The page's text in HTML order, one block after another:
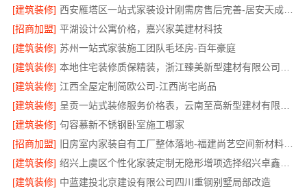
[建筑装修]
西安雁塔区一站式家装设计刚需房售后完善-居安天成（西安）建筑工程有限责任公司
[招商加盟] 平湖设计公寓价格，嘉兴家美建材科技
[建筑装修] 苏州一站式家装施工团队毛坯房-百年豪庭
[建筑装修]
[建筑装修] 江西全屋定制简欧公司-江西尚宅尚品
[建筑装修]
[建筑装修] 句容慕新不锈钢卧室施工哪家
[招商加盟]
旧房室内家装自有工厂整体落地-福建尚艺空间新材料科技有限公司
[建筑装修]
[建筑装修] 中蓝建投北京建设有限公司四川重钢别墅局部改造